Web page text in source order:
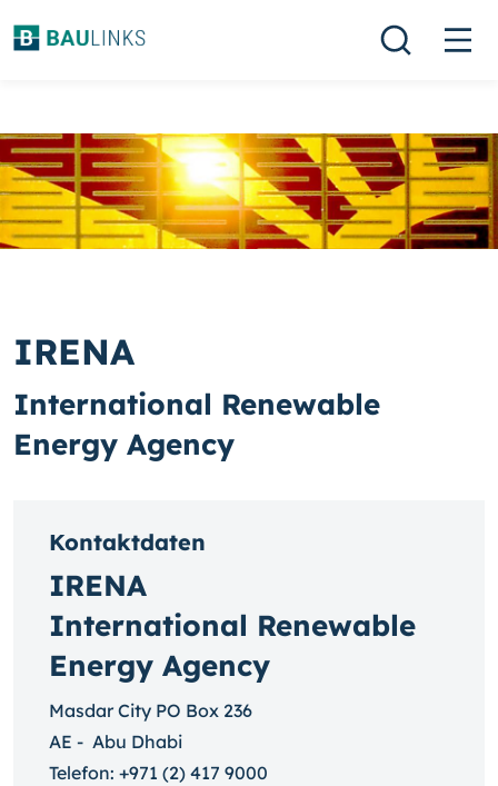
IRENA
International Renewable
Energy Agency
Kontaktdaten
IRENA
International Renewable
Energy Agency
Masdar City PO Box 236
AE - Abu Dhabi
Telefon: +971 (2) 417 9000